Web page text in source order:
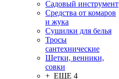
Садовый инструмент
Средства от комаров
и жука
Сушилки для белья
Тросы
сантехнические
Щетки, венники,
совки
+ ЕЩЕ 4